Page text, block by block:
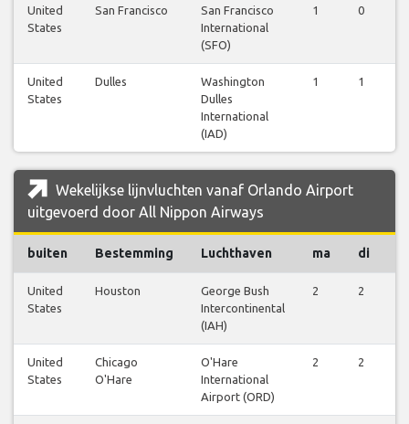
United
States
San Francisco
San Francisco
International
(SFO)
1 0
United
States
Dulles
Washington
Dulles
International
(IAD)
1 1
Wekelijkse lijnvluchten vanaf Orlando Airport
uitgevoerd door All Nippon Airways
buiten Bestemming Luchthaven ma di
United
States
Houston
George Bush
Intercontinental
(IAH)
2 2
United
States
Chicago
O'Hare
O'Hare
International
Airport (ORD)
2 2